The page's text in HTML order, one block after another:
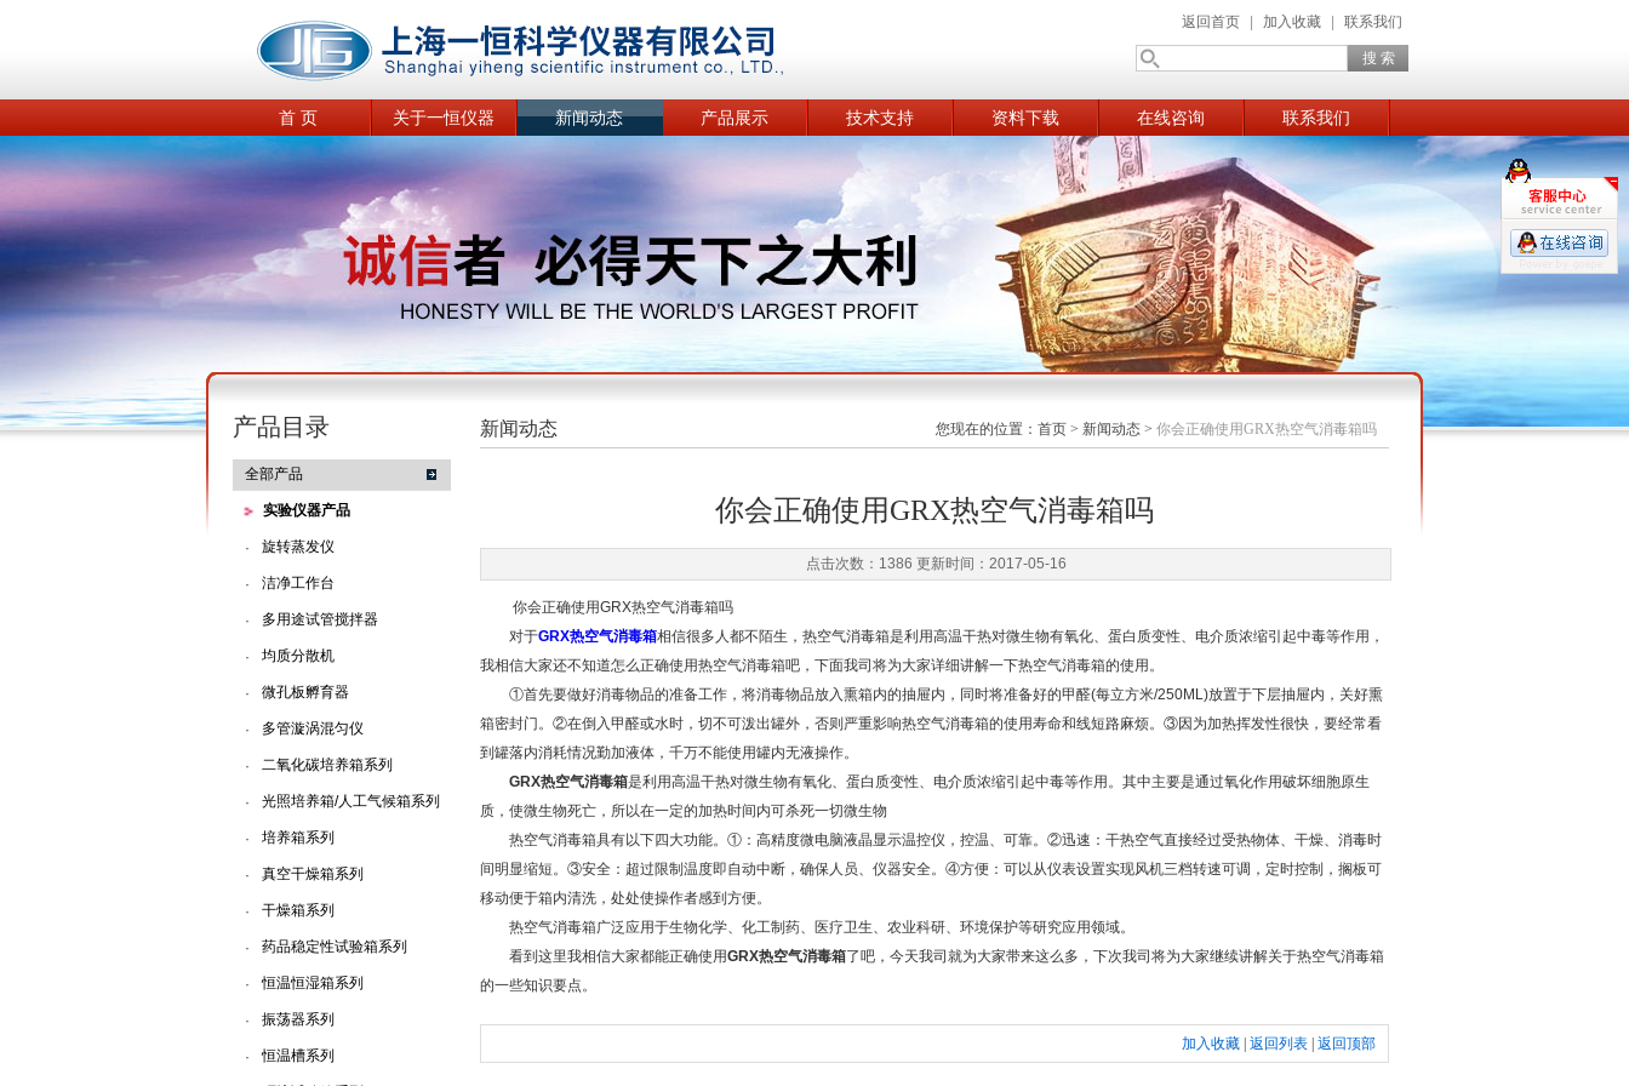
返回首页 加入收藏 联系我们
首 页 关于一恒仪器 新闻动态 产品展示 技术支持 资料下载 在线咨询 联系我们
产品目录
全部产品
实验仪器产品
· 旋转蒸发仪
· 洁净工作台
· 多用途试管搅拌器
· 均质分散机
· 微孔板孵育器
· 多管漩涡混匀仪
· 二氧化碳培养箱系列
· 光照培养箱/人工气候箱系列
· 培养箱系列
· 真空干燥箱系列
· 干燥箱系列
· 药品稳定性试验箱系列
· 恒温恒湿箱系列
· 振荡器系列
· 恒温槽系列
新闻动态 您现在的位置： 首页 > 新闻动态 > 你会正确使用GRX热空气消毒箱吗
你会正确使用GRX热空气消毒箱吗
点击次数：1386 更新时间：2017-05-16
你会正确使用GRX热空气消毒箱吗
对于GRX热空气消毒箱相信很多人都不陌生，热空气消毒箱是利用高温干热对微生物有氧化、蛋白质变性、电介质浓缩引起中毒等作用，
我相信大家还不知道怎么正确使用热空气消毒箱吧，下面我司将为大家详细讲解一下热空气消毒箱的使用。
①首先要做好消毒物品的准备工作，将消毒物品放入熏箱内的抽屉内，同时将准备好的甲醛(每立方米/250ML)放置于下层抽屉内，关好熏
箱密封门。②在倒入甲醛或水时，切不可泼出罐外，否则严重影响热空气消毒箱的使用寿命和线短路麻烦。③因为加热挥发性很快，要经常看
到罐落内消耗情况勤加液体，千万不能使用罐内无液操作。
GRX热空气消毒箱是利用高温干热对微生物有氧化、蛋白质变性、电介质浓缩引起中毒等作用。其中主要是通过氧化作用破坏细胞原生
质，使微生物死亡，所以在一定的加热时间内可杀死一切微生物
热空气消毒箱具有以下四大功能。①：高精度微电脑液晶显示温控仪，控温、可靠。②迅速：干热空气直接经过受热物体、干燥、消毒时
间明显缩短。③安全：超过限制温度即自动中断，确保人员、仪器安全。④方便：可以从仪表设置实现风机三档转速可调，定时控制，搁板可
移动便于箱内清洗，处处使操作者感到方便。
热空气消毒箱广泛应用于生物化学、化工制药、医疗卫生、农业科研、环境保护等研究应用领域。
看到这里我相信大家都能正确使用GRX热空气消毒箱了吧，今天我司就为大家带来这么多，下次我司将为大家继续讲解关于热空气消毒箱
的一些知识要点。
加入收藏 返回列表 返回顶部